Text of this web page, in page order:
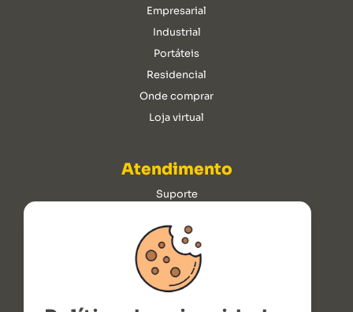
Empresarial
Industrial
Portáteis
Residencial
Onde comprar
Loja virtual
Atendimento
Suporte
Horários de atendimento
De segunda à sexta das 08h às 18h